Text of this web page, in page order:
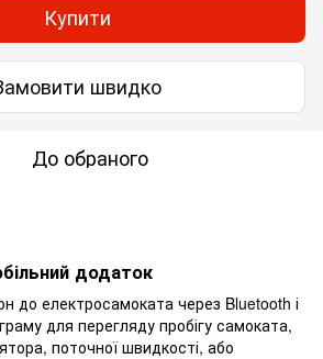
Купити
швидко
До обраного
додаток
до електросамоката через Bluetooth і
для перегляду пробігу самоката,
поточної швидкості, або